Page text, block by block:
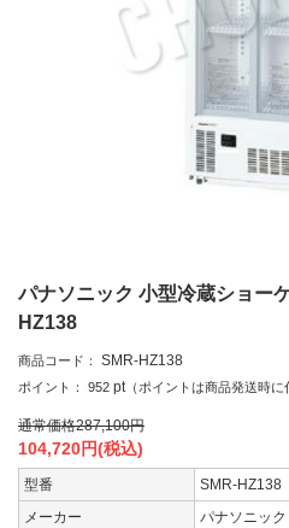
パナソニック 小型冷蔵ショー
HZ138
商品コード： SMR-HZ138
ポイント： 952 pt （ポイントは商品発送時に
通常価格287,100円
104,720円(税込)
型番
SMR-HZ138
メーカー
パナソニック